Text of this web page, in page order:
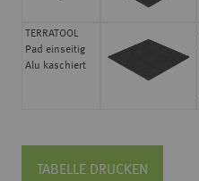
TERRATOOL
Pad einseitig
Alu kaschiert
TABELLE DRUCKEN